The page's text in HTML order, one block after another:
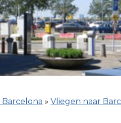
Barcelona » Vliegen naar